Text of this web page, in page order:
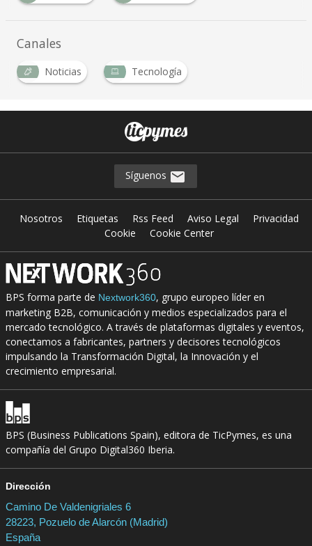
Canales
Noticias Tecnología
Síguenos
Nosotros Etiquetas Rss Feed Aviso Legal
Privacidad
Cookie
Cookie Center
BPS forma parte de Nextwork360, grupo europeo líder en
marketing B2B, comunicación y medios especializados para el
mercado tecnológico. A través de plataformas digitales y eventos,
conectamos a fabricantes, partners y decisores tecnológicos
impulsando la Transformación Digital, la Innovación y el
crecimiento empresarial.
BPS (Business Publications Spain), editora de TicPymes, es una
compañía del Grupo Digital360 Iberia.
Dirección
Camino De Valdenigriales 6
28223, Pozuelo de Alarcón (Madrid)
España